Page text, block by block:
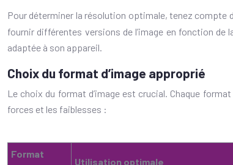
Pour déterminer la résolution optimale, tenez compte
fournir différentes versions de l’image en fonction de
adaptée à son appareil.
Choix du format d’image approprié
Le choix du format d’image est crucial. Chaque
forces et les faiblesses :
Format
Utilisation optimale